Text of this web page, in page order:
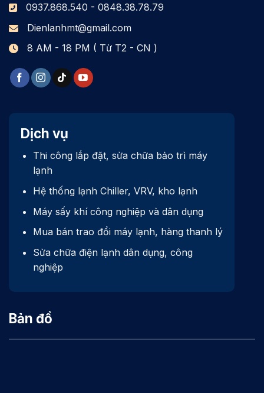
0937.868.540 - 0848.38.78.79
Dienlanhmt@gmail.com
8 AM - 18 PM ( Từ T2 - CN )
Dịch vụ
Thi công lắp đặt, sửa chữa bảo trì máy
lạnh
Hệ thống lạnh Chiller, VRV, kho lạnh
Máy sấy khí công nghiệp và dân dụng
Mua bán trao đổi máy lạnh, hàng thanh lý
Sửa chữa điện lạnh dân dụng, công
nghiệp
Bản đồ